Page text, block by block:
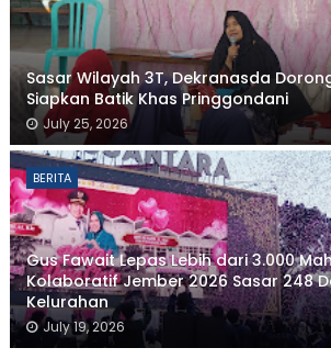
Sasar Wilayah 3T, Dekranasda
Siapkan Batik Khas Pringgondani
July 25, 2026
BERITA
Gus Fawait Lepas Lebih dari 3.000
Kolaboratif Jember 2026 Sasar 248
Kelurahan
July 19, 2026